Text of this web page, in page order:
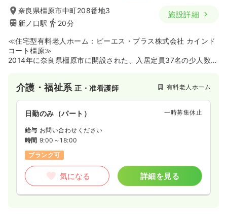
奈良県橿原市中町208番地3
新ノ口駅
20分
施設詳細
≪住宅型有料老人ホーム：ピーエス・プラス株式会社 カインド
コート橿原≫
2014年に奈良県橿原市に開設された、入居定員37名の少人数で
素、ターミナルケアといった医療的ケアが必要な方への対応も
行っています。近隣医療機関との往診連携体制が整っているた
め、働くスタッフにとっても安心感のある環境です。全室バリ
アフリーの個室や施設内厨房による手作りの食事提供など、入
居者様が自分らしく過ごせる生活支援を大切にしており、季節
の行事を通じて地域に根ざした温かいサービスを提供していま
介護・福祉系正・准看護師 有料老人ホーム
日勤のみ（パート） 一時募集休止
給与 お問い合わせください
時間 9:00～18:00
ブランク可
気になる 詳細を見る